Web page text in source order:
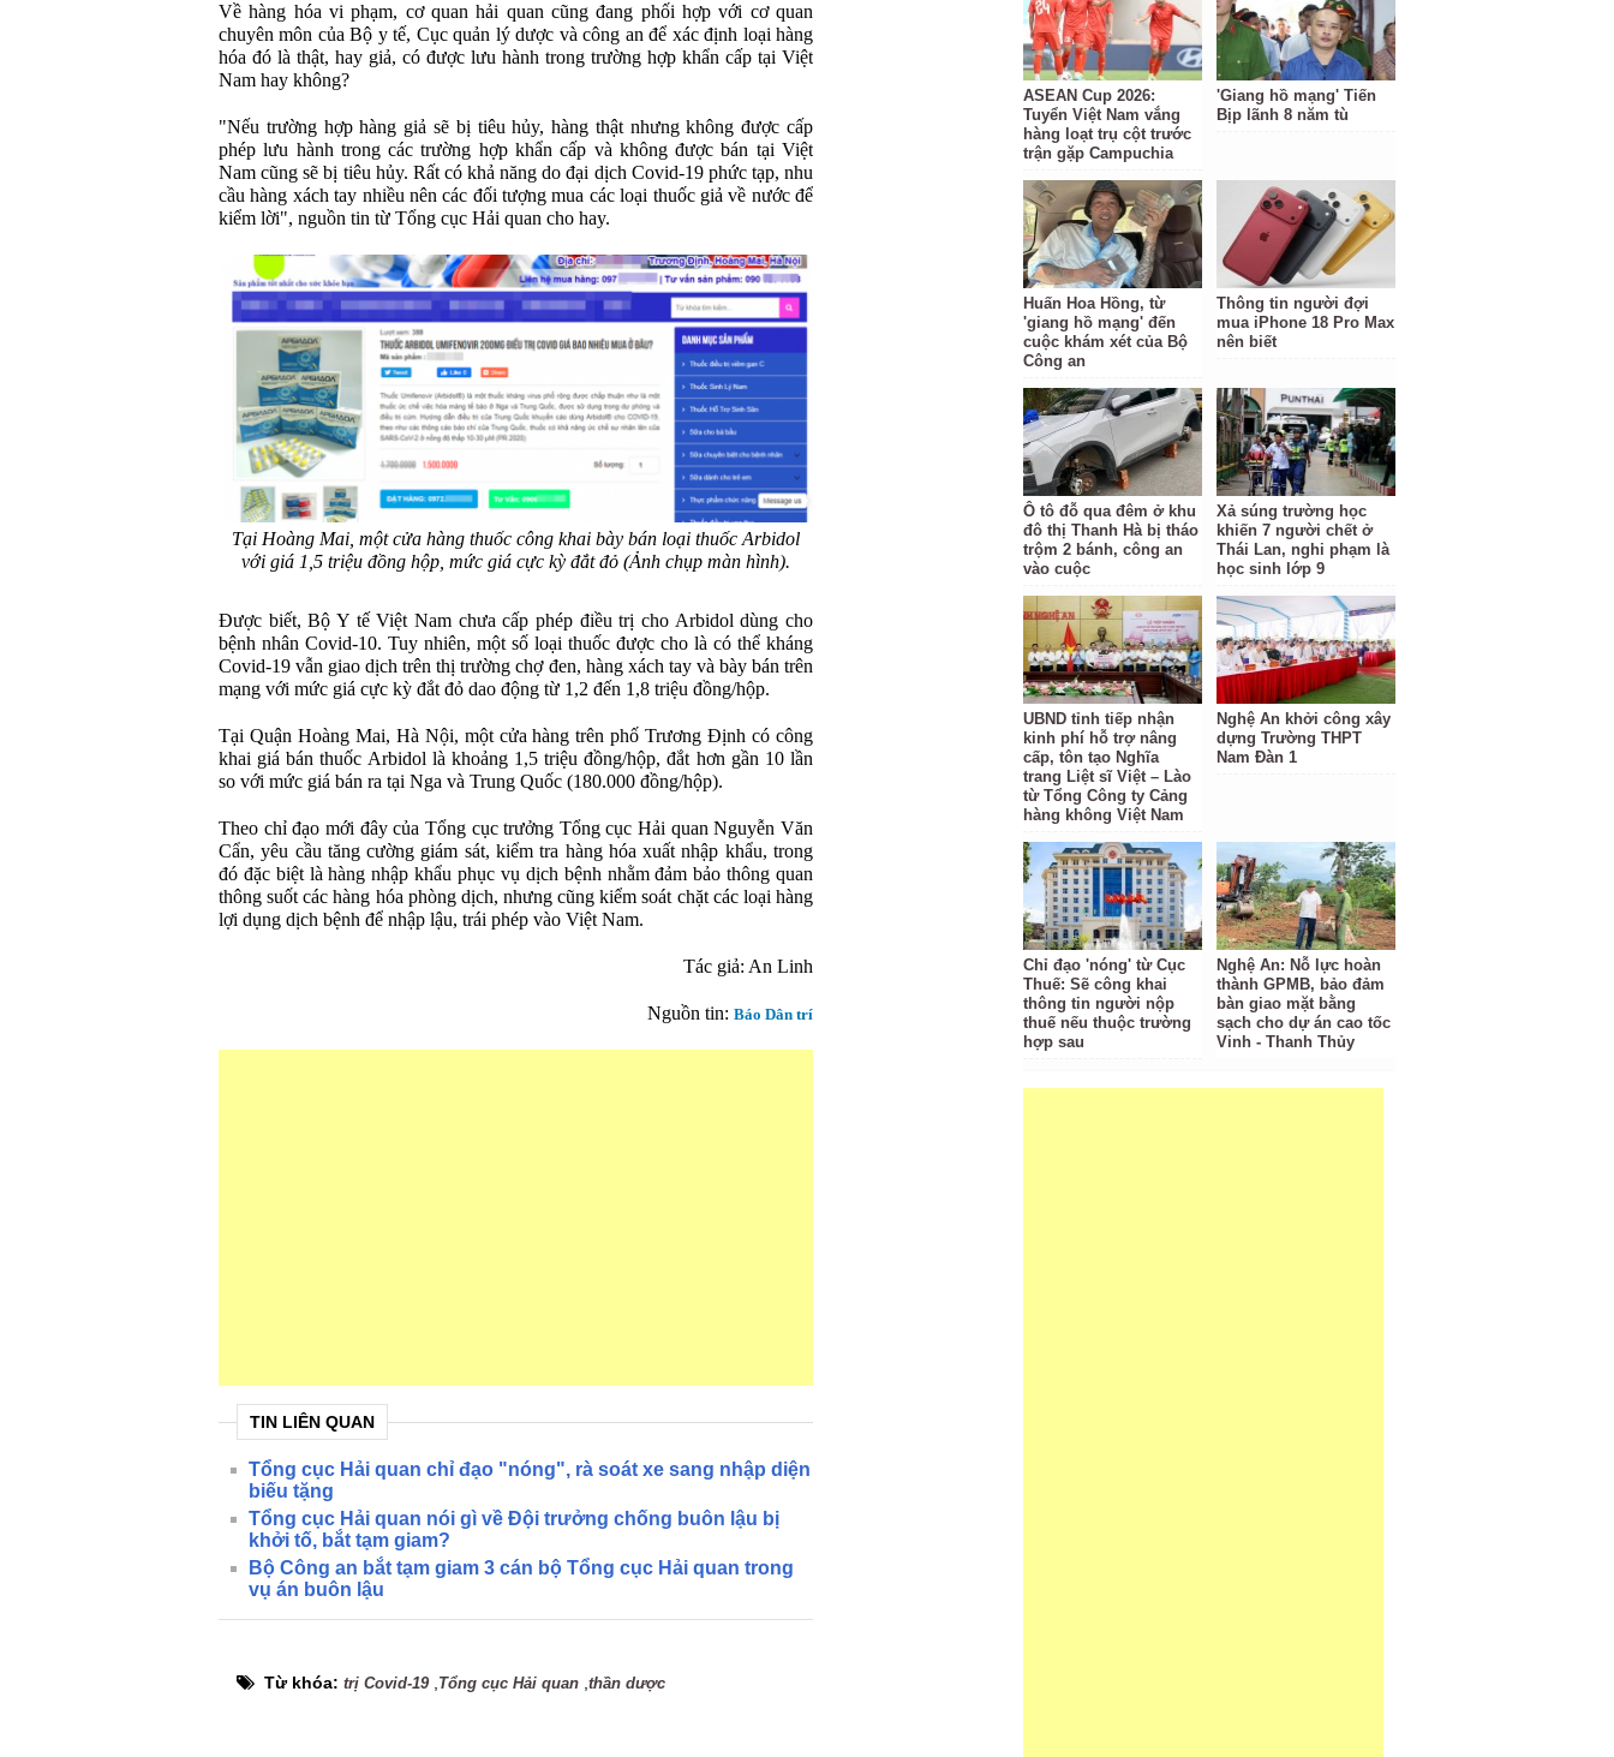
Về hàng hóa vi phạm, cơ quan hải quan cũng đang phối hợp với cơ quan
chuyên môn của Bộ y tế, Cục quản lý dược và công an để xác định loại hàng
hóa đó là thật, hay giả, có được lưu hành trong trường hợp khẩn cấp tại Việt
Nam hay không?
"Nếu trường hợp hàng giả sẽ bị tiêu hủy, hàng thật nhưng không được cấp
phép lưu hành trong các trường hợp khẩn cấp và không được bán tại Việt
Nam cũng sẽ bị tiêu hủy. Rất có khả năng do đại dịch Covid-19 phức tạp, nhu
cầu hàng xách tay nhiều nên các đối tượng mua các loại thuốc giả về nước để
kiểm lời", nguồn tin từ Tổng cục Hải quan cho hay.
Tại Hoàng Mai, một cửa hàng thuốc công khai bày bán loại thuốc Arbidol
với giá 1,5 triệu đồng hộp, mức giá cực kỳ đắt đỏ (Ảnh chụp màn hình).
Được biết, Bộ Y tế Việt Nam chưa cấp phép điều trị cho Arbidol dùng cho
bệnh nhân Covid-10. Tuy nhiên, một số loại thuốc được cho là có thể kháng
Covid-19 vẫn giao dịch trên thị trường chợ đen, hàng xách tay và bày bán trên
mạng với mức giá cực kỳ đắt đỏ dao động từ 1,2 đến 1,8 triệu đồng/hộp.
Tại Quận Hoàng Mai, Hà Nội, một cửa hàng trên phố Trương Định có công
khai giá bán thuốc Arbidol là khoảng 1,5 triệu đồng/hộp, đắt hơn gần 10 lần
so với mức giá bán ra tại Nga và Trung Quốc (180.000 đồng/hộp).
Theo chỉ đạo mới đây của Tổng cục trưởng Tổng cục Hải quan Nguyễn Văn
Cẩn, yêu cầu tăng cường giám sát, kiểm tra hàng hóa xuất nhập khẩu, trong
đó đặc biệt là hàng nhập khẩu phục vụ dịch bệnh nhằm đảm bảo thông quan
thông suốt các hàng hóa phòng dịch, nhưng cũng kiểm soát chặt các loại hàng
lợi dụng dịch bệnh để nhập lậu, trái phép vào Việt Nam.
Tác giả: An Linh
Nguồn tin: Báo Dân trí
TIN LIÊN QUAN
Tổng cục Hải quan chỉ đạo "nóng", rà soát xe sang nhập diện
biếu tặng
Tổng cục Hải quan nói gì về Đội trưởng chống buôn lậu bị
khởi tố, bắt tạm giam?
Bộ Công an bắt tạm giam 3 cán bộ Tổng cục Hải quan trong
vụ án buôn lậu
Từ khóa: trị Covid-19, Tổng cục Hải quan thần dược
ASEAN Cup 2026:
Tuyển Việt Nam vắng
hàng loạt trụ cột trước
trận gặp Campuchia
'Giang hồ mạng' Tiến
Bịp lãnh 8 năm tù
Huấn Hoa Hồng, từ
'giang hồ mạng' đến
cuộc khám xét của Bộ
Công an
Thông tin người đợi
mua iPhone 18 Pro Max
nên biết
Ô tô đỗ qua đêm ở khu
đô thị Thanh Hà bị tháo
trộm 2 bánh, công an
vào cuộc
Xả súng trường học
khiến 7 người chết ở
Thái Lan, nghi phạm là
học sinh lớp 9
UBND tỉnh tiếp nhận
kinh phí hỗ trợ nâng
cấp, tôn tạo Nghĩa
trang Liệt sĩ Việt – Lào
từ Tổng Công ty Cảng
hàng không Việt Nam
Nghệ An khởi công xây
dựng Trường THPT
Nam Đàn 1
Chỉ đạo 'nóng' từ Cục
Thuế: Sẽ công khai
thông tin người nộp
thuế nếu thuộc trường
hợp sau
Nghệ An: Nỗ lực hoàn
thành GPMB, bảo đảm
bàn giao mặt bằng
sạch cho dự án cao tốc
Vinh - Thanh Thủy